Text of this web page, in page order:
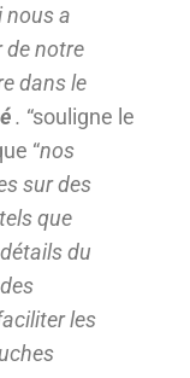
nous a
de notre
dans le
. “souligne le
“nos
sur des
que
du
les